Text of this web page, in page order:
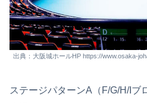
出典：大阪城ホールHP https://www.osaka-
ステージパターンA（F/G/H/Iブ